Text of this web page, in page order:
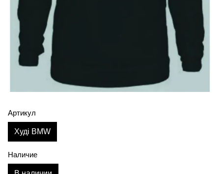
Артикул
Худі BMW
Наличие